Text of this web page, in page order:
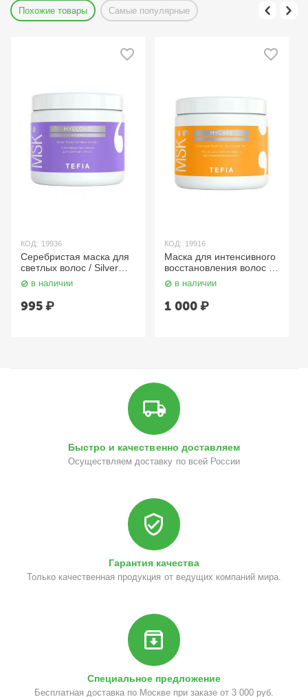
Похожие товары Самые популярные
КОД: 19936
Серебристая маска для
светлых волос / Silver
Mask for Blonde Hair, 500
мл TEFIA Myblond
в наличии
995₽
КОД: 19916
Маска для интенсивного
восстановления волос /
Intensive Mask for
Damaged Hair, 500 мл
TEFIA Mycare
в наличии
1 000₽
Быстро и качественно доставляем
Осуществляем доставку по всей России
Гарантия качества
Только качественная продукция от ведущих компаний мира.
Специальное предложение
Бесплатная доставка по Москве при заказе от 3 000 руб.